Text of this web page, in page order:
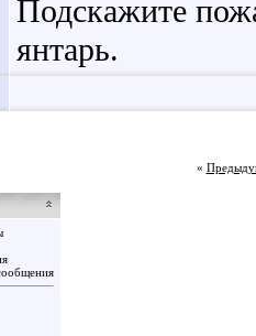
Подскажите
янтарь.
«